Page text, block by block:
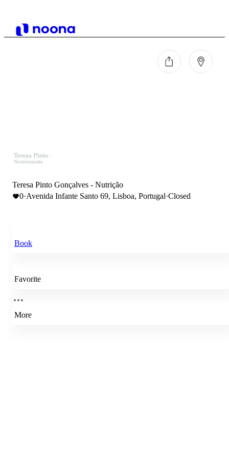
Teresa Pinto Gonçalves - Nutrição
0·Avenida Infante Santo 69, Lisboa, Portugal·Closed
Book
Favorite
More